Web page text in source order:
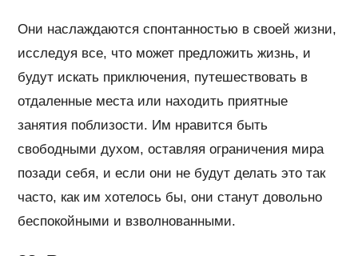
Они наслаждаются спонтанностью в своей жизни,
исследуя все, что может предложить жизнь, и
будут искать приключения, путешествовать в
отдаленные места или находить приятные
занятия поблизости. Им нравится быть
свободными духом, оставляя ограничения мира
позади себя, и если они не будут делать это так
часто, как им хотелось бы, они станут довольно
беспокойными и взволнованными.